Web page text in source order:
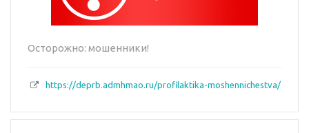
Осторожно: мошенники!
https://deprb.admhmao.ru/profilaktika-moshennichestva/